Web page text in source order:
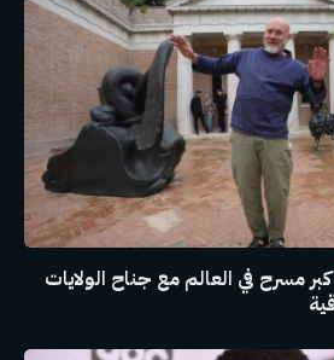
مسرح في العالم مع جناح الولايات